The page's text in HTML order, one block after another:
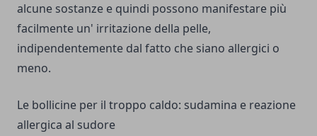
alcune sostanze e quindi possono manifestare più
facilmente un' irritazione della pelle,
indipendentemente dal fatto che siano allergici o
meno.
Le bollicine per il troppo caldo: sudamina e reazione
allergica al sudore